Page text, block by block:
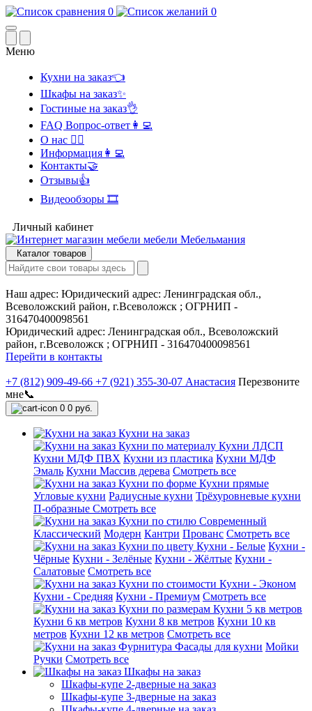
0 0
Меню
Кухни на заказ👈
Шкафы на заказ✨
Гостиные на заказ👌
FAQ Вопрос-ответ👩‍💻
О нас 🙋‍♂️
Информация👩‍💻
Контакты🤝
Отзывы👍
Видеообзоры 🎞️
Личный кабинет
Каталог товаров
Наш адрес: Юридический адрес: Ленинградская обл.,
Всеволожский район, г.Всеволожск ; ОГРНИП -
316470400098561
Юридический адрес: Ленинградская обл., Всеволожский
район, г.Всеволожск ; ОГРНИП - 316470400098561
Перейти в контакты
+7 (812) 909-49-66 +7 (921) 355-30-07 Анастасия Перезвоните
мне📞
0 0 руб.
Кухни на заказ
Кухни по материалу Кухни ЛДСП
Кухни МДФ ПВХ Кухни из пластика Кухни МДФ
Эмаль Кухни Массив дерева Смотреть все
Кухни по форме Кухни прямые
Угловые кухни Радиусные кухни Трёхуровневые кухни
П-образные Смотреть все
Кухни по стилю Современный
Классический Модерн Кантри Прованс Смотреть все
Кухни по цвету Кухни - Белые Кухни -
Чёрные Кухни - Зелёные Кухни - Жёлтые Кухни -
Салатовые Смотреть все
Кухни по стоимости Кухни - Эконом
Кухни - Средняя Кухни - Премиум Смотреть все
Кухни по размерам Кухни 5 кв метров
Кухни 6 кв метров Кухни 8 кв метров Кухни 10 кв
метров Кухни 12 кв метров Смотреть все
Фурнитура Фасады для кухни Мойки
Ручки Смотреть все
Шкафы на заказ
Шкафы-купе 2-дверные на заказ
Шкафы-купе 3-дверные на заказ